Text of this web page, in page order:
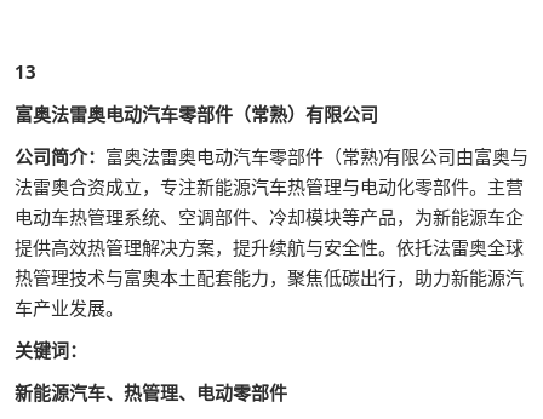
13
富奥法雷奥电动汽车零部件（常熟）有限公司
公司简介： 富奥法雷奥电动汽车零部件（常熟)有限公司由富奥与
法雷奥合资成立，专注新能源汽车热管理与电动化零部件。主营
电动车热管理系统、空调部件、冷却模块等产品，为新能源车企
提供高效热管理解决方案，提升续航与安全性。依托法雷奥全球
热管理技术与富奥本土配套能力，聚焦低碳出行，助力新能源汽
车产业发展。
关键词：
新能源汽车、热管理、电动零部件